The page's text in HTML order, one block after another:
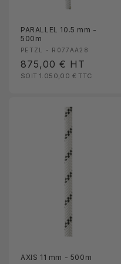
PARALLEL 10.5 mm -
500m
Fournisseur :
PETZL - R077AA28
Prix
habituel
875,00 € HT
SOIT 1.050,00 €TTC
AXIS 11 mm - 500m